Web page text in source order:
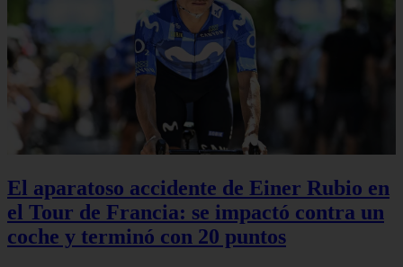
El aparatoso accidente de Einer Rubio en
el Tour de Francia: se impactó contra un
coche y terminó con 20 puntos